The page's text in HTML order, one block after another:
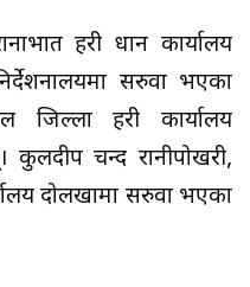
प्रहरी प्रधान कार्यालय
सरुवा भएका
प्रहरी कार्यालय
चन्द रानीपोखरी,
दोलखामा सरुवा भएका